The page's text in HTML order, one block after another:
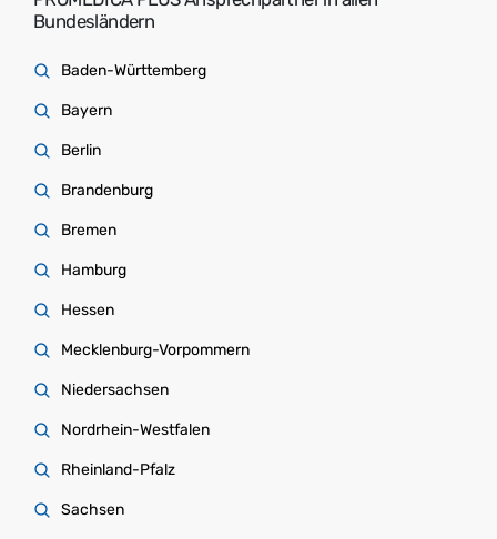
Bundesländern
Baden-Württemberg
Bayern
Berlin
Brandenburg
Bremen
Hamburg
Hessen
Mecklenburg-Vorpommern
Niedersachsen
Nordrhein-Westfalen
Rheinland-Pfalz
Sachsen